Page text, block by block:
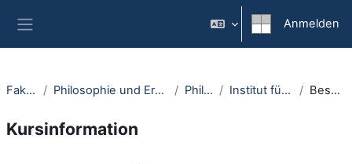
Anmelden
Fakultäten Philosophie und Erziehungswissenschaft Philosophie Institut für Philosophie I Beschreibung
Kursinformation